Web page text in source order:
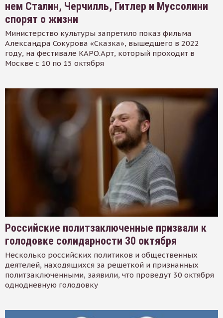
нем Сталин, Черчилль, Гитлер и Муссолини
спорят о жизни
Министерство культуры запретило показ фильма
Александра Сокурова «Сказка», вышедшего в 2022
году, на фестивале КАРО.Арт, который проходит в
Москве с 10 по 15 октября
Российские политзаключенные призвали к
голодовке солидарности 30 октября
Несколько российских политиков и общественных
деятелей, находящихся за решеткой и признанных
политзаключенными, заявили, что проведут 30 октября
однодневную голодовку